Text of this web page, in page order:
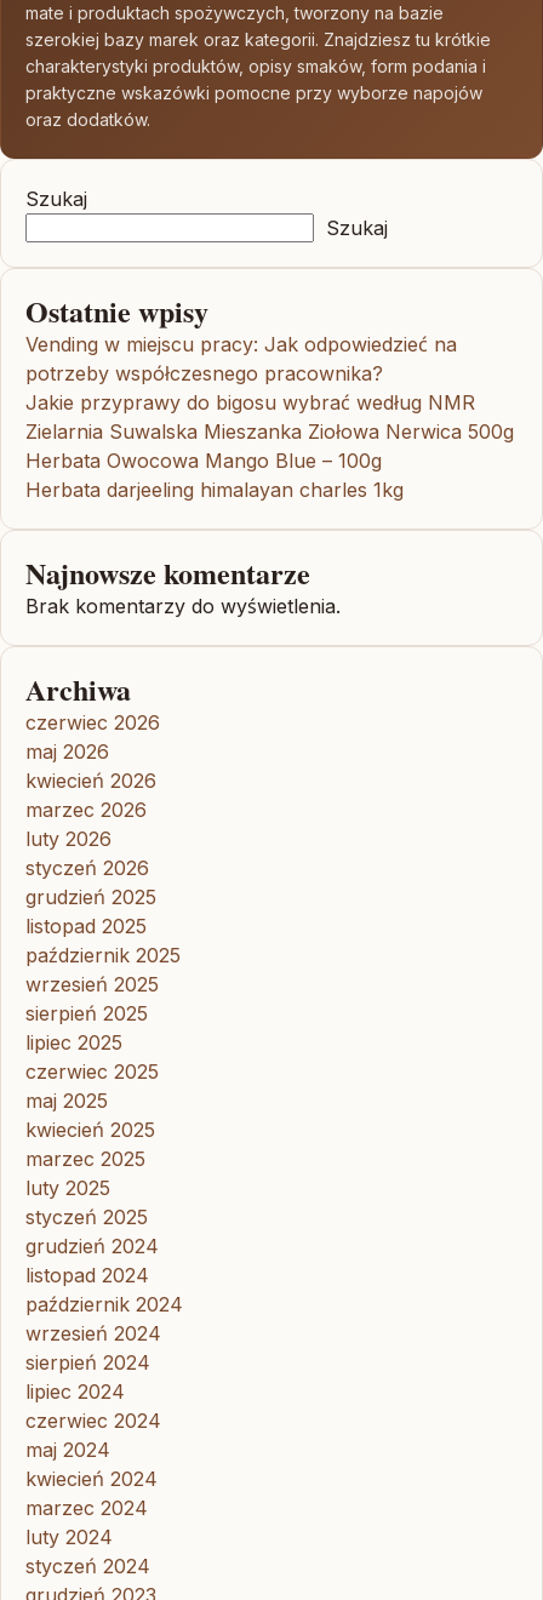
mate i produktach spożywczych, tworzony na bazie
szerokiej bazy marek oraz kategorii. Znajdziesz tu krótkie
charakterystyki produktów, opisy smaków, form podania i
praktyczne wskazówki pomocne przy wyborze napojów
oraz dodatków.
Szukaj
Szukaj
Ostatnie wpisy
Vending w miejscu pracy: Jak odpowiedzieć na
potrzeby współczesnego pracownika?
Jakie przyprawy do bigosu wybrać według NMR
Zielarnia Suwalska Mieszanka Ziołowa Nerwica 500g
Herbata Owocowa Mango Blue – 100g
Herbata darjeeling himalayan charles 1kg
Najnowsze komentarze
Brak komentarzy do wyświetlenia.
Archiwa
czerwiec 2026
maj 2026
kwiecień 2026
marzec 2026
luty 2026
styczeń 2026
grudzień 2025
listopad 2025
październik 2025
wrzesień 2025
sierpień 2025
lipiec 2025
czerwiec 2025
maj 2025
kwiecień 2025
marzec 2025
luty 2025
styczeń 2025
grudzień 2024
listopad 2024
październik 2024
wrzesień 2024
sierpień 2024
lipiec 2024
czerwiec 2024
maj 2024
kwiecień 2024
marzec 2024
luty 2024
styczeń 2024
grudzień 2023